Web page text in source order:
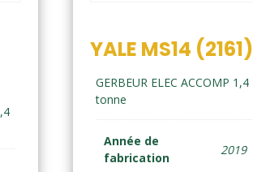
YALE MS14 (2161)
GERBEUR ELEC ACCOMP 1,4
tonne
Année de
fabrication
2019